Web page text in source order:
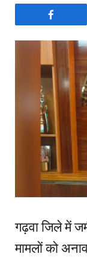
गढ़वा जिले में
मामलों को